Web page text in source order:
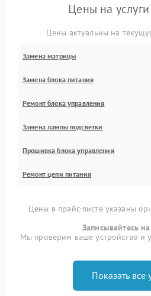
Цены на
Цены актуальны на
Замена матрицы
Замена блока питания
Ремонт блока управления
Замена лампы подсветки
Прошивка блока управления
Ремонт цепи питания
Цены в прайс-листе указаны
Записывайтесь
Мы проверим ваше устройство и
Показать все